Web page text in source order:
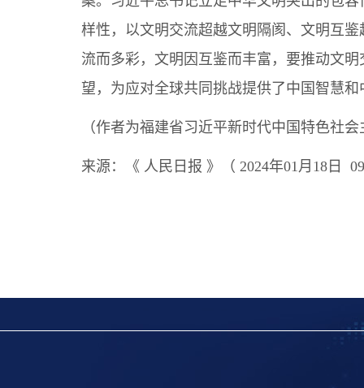
样性，以文明交流超越文明隔阂、文明互
流而多彩，文明因互鉴而丰富，要推动文
望，为应对全球共同挑战提供了中国智慧
（作者为福建省习近平新时代中国特色社
来源： 《 人民日报 》（ 2024年01月18日